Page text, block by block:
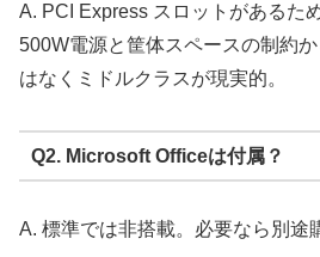
A. PCI Express スロットがあるた
500W電源と筐体スペースの制約
はなくミドルクラスが現実的。
Q2. Microsoft Officeは付属？
A. 標準では非搭載。必要なら別途